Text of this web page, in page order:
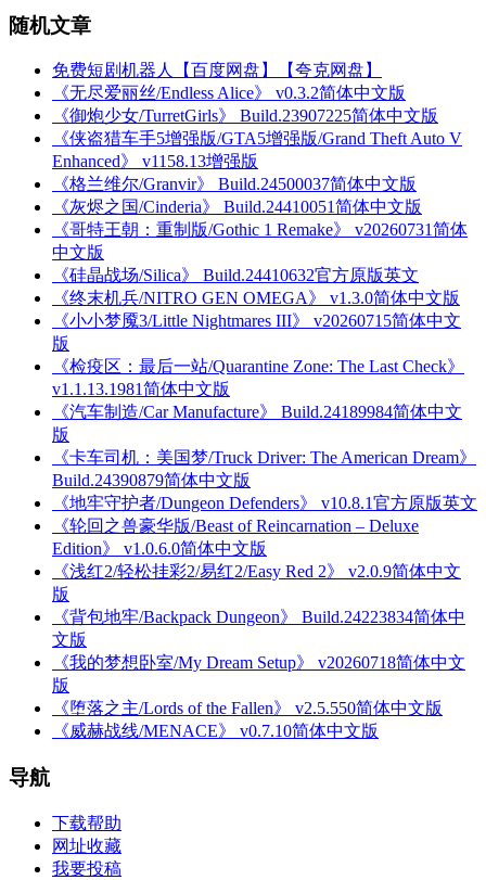
随机文章
免费短剧机器人【百度网盘】【夸克网盘】
《无尽爱丽丝/Endless Alice》 v0.3.2简体中文版
《御炮少女/TurretGirls》 Build.23907225简体中文版
《侠盗猎车手5增强版/GTA5增强版/Grand Theft Auto V
Enhanced》 v1158.13增强版
《格兰维尔/Granvir》 Build.24500037简体中文版
《灰烬之国/Cinderia》 Build.24410051简体中文版
《哥特王朝：重制版/Gothic 1 Remake》 v20260731简体
中文版
《硅晶战场/Silica》 Build.24410632官方原版英文
《终末机兵/NITRO GEN OMEGA》 v1.3.0简体中文版
《小小梦魇3/Little Nightmares III》 v20260715简体中文
版
《检疫区：最后一站/Quarantine Zone: The Last Check》
v1.1.13.1981简体中文版
《汽车制造/Car Manufacture》 Build.24189984简体中文
版
《卡车司机：美国梦/Truck Driver: The American Dream》
Build.24390879简体中文版
《地牢守护者/Dungeon Defenders》 v10.8.1官方原版英文
《轮回之兽豪华版/Beast of Reincarnation – Deluxe
Edition》 v1.0.6.0简体中文版
《浅红2/轻松挂彩2/易红2/Easy Red 2》 v2.0.9简体中文
版
《背包地牢/Backpack Dungeon》 Build.24223834简体中
文版
《我的梦想卧室/My Dream Setup》 v20260718简体中文
版
《堕落之主/Lords of the Fallen》 v2.5.550简体中文版
《威赫战线/MENACE》 v0.7.10简体中文版
导航
下载帮助
网址收藏
我要投稿